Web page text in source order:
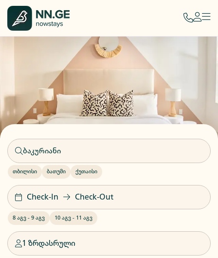
თბილისი ბათუმი ქუთაისი
Check-In Check-Out
8 აგვ - 9 აგვ 10 აგვ - 11 აგვ
1 ზრდასრული